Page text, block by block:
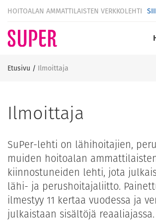
HOITOALAN AMMATTILAISTEN VERKKOLEHTI
Etusivu / Ilmoittaja
Ilmoittaja
SuPer-lehti on lähihoitajien,
muiden hoitoalan
kiinnostuneiden lehti, jota
lähi- ja perushoitajaliitto.
ilmestyy 11 kertaa vuodessa ja
julkaistaan sisältöjä reaaliajassa.